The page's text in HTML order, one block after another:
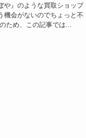
や』のような買取ショップ
機会がないのでちょっと不
ため、この記事では...